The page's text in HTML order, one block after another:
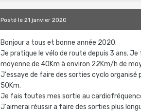
Postéle 21 janvier 2020
Bonjour a tous et bonne année 2020.
Je pratique le vélo de route depuis 3 ans. Je
moyenne de 40Km à environ 22Km/h de
J'essaye de faire des sorties cyclo organisé
50Km.
Je fais toutes mes sortie au
J'aimerai réussir a faire des sorties plus